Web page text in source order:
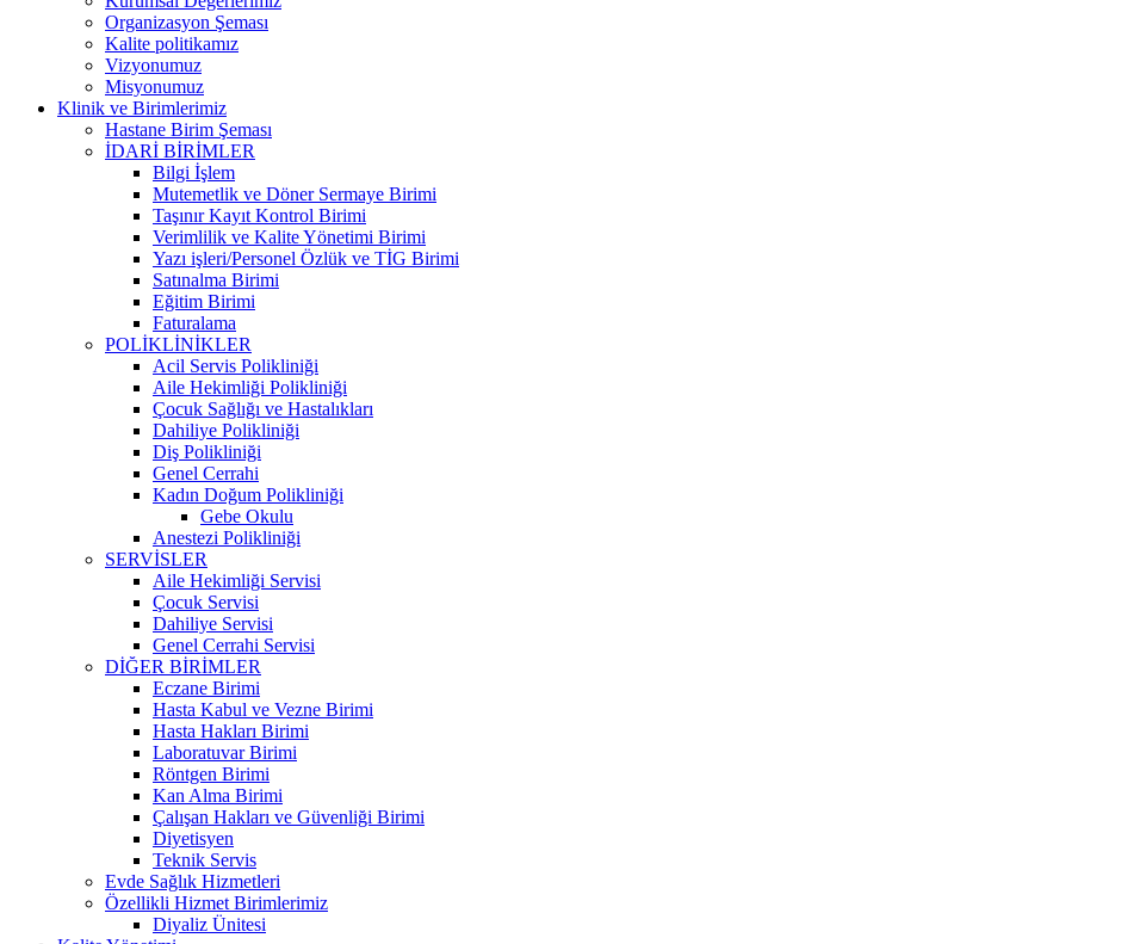
Organizasyon Şeması
Kalite politikamız
Vizyonumuz
Misyonumuz
Klinik ve Birimlerimiz
Hastane Birim Şeması
İDARİ BİRİMLER
Bilgi İşlem
Mutemetlik ve Döner Sermaye Birimi
Taşınır Kayıt Kontrol Birimi
Verimlilik ve Kalite Yönetimi Birimi
Yazı işleri/Personel Özlük ve TİG Birimi
Satınalma Birimi
Eğitim Birimi
Faturalama
POLİKLİNİKLER
Acil Servis Polikliniği
Aile Hekimliği Polikliniği
Çocuk Sağlığı ve Hastalıkları
Dahiliye Polikliniği
Diş Polikliniği
Genel Cerrahi
Kadın Doğum Polikliniği
Gebe Okulu
Anestezi Polikliniği
SERVİSLER
Aile Hekimliği Servisi
Çocuk Servisi
Dahiliye Servisi
Genel Cerrahi Servisi
DİĞER BİRİMLER
Eczane Birimi
Hasta Kabul ve Vezne Birimi
Hasta Hakları Birimi
Laboratuvar Birimi
Röntgen Birimi
Kan Alma Birimi
Çalışan Hakları ve Güvenliği Birimi
Diyetisyen
Teknik Servis
Evde Sağlık Hizmetleri
Özellikli Hizmet Birimlerimiz
Diyaliz Ünitesi